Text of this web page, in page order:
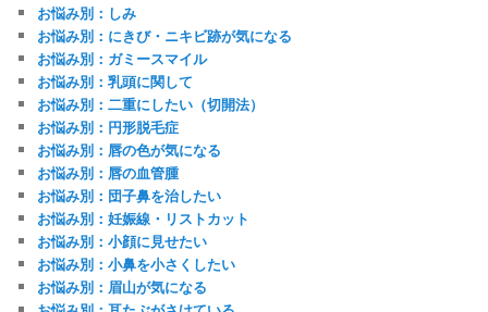
お悩み別：しみ
お悩み別：にきび・ニキビ跡が気になる
お悩み別：ガミースマイル
お悩み別：乳頭に関して
お悩み別：二重にしたい（切開法）
お悩み別：円形脱毛症
お悩み別：唇の色が気になる
お悩み別：唇の血管腫
お悩み別：団子鼻を治したい
お悩み別：妊娠線・リストカット
お悩み別：小顔に見せたい
お悩み別：小鼻を小さくしたい
お悩み別：眉山が気になる